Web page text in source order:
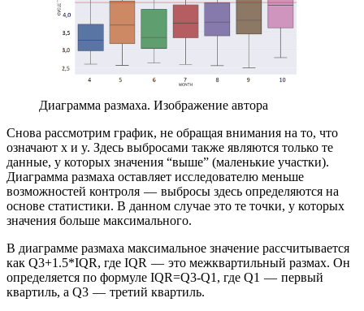
Диаграмма размаха. Изображение автора
Снова рассмотрим график, не обращая внимания на то, что
означают x и y. Здесь выбросами также являются только те
данные, у которых значения “выше” (маленькие участки).
Диаграмма размаха оставляет исследователю меньше
возможностей контроля — выбросы здесь определяются на
основе статистики. В данном случае это те точки, у которых
значения больше максимального.
В диаграмме размаха максимальное значение рассчитывается
как Q3+1.5*IQR, где IQR — это межквартильный размах. Он
определяется по формуле IQR=Q3-Q1, где Q1 — первый
квартиль, а Q3 — третий квартиль.